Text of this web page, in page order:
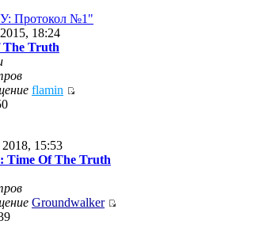
Протокол №1"
18:24
The Truth
flamin
15:53
Time Of The Truth
Groundwalker